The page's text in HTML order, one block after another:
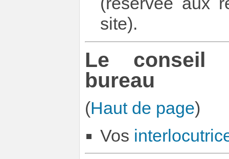
site).
Le conseil
bureau
(Haut de page)
Vos